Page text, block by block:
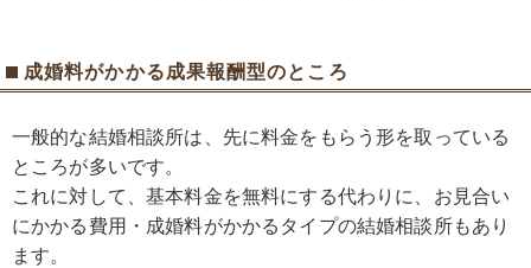
成婚料がかかる成果報酬型のところ
一般的な結婚相談所は、先に料金をもらう形を取っている
ところが多いです。
これに対して、基本料金を無料にする代わりに、お見合い
にかかる費用・成婚料がかかるタイプの結婚相談所もあり
ます。